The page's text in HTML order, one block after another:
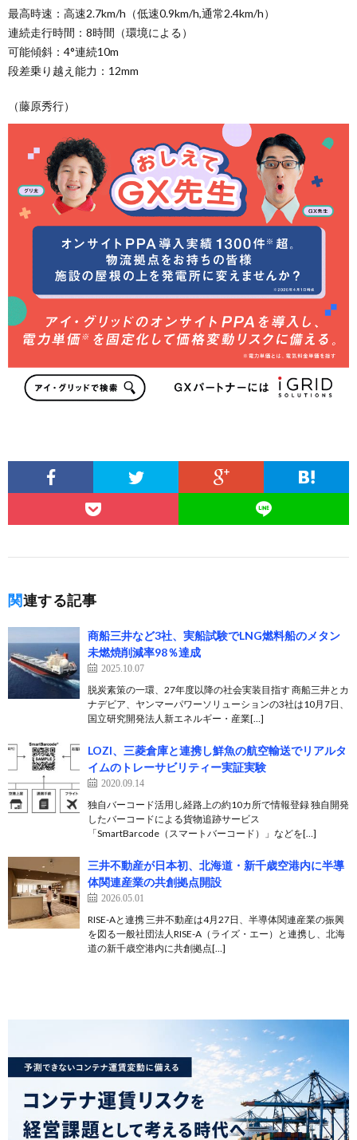
最高時速：高速2.7km/h（低速0.9km/h,通常2.4km/h）
連続走行時間：8時間（環境による）
可能傾斜：4°連続10m
段差乗り越え能力：12mm
（藤原秀行）
関連する記事
商船三井など3社、実船試験でLNG燃料船のメタン
未燃焼削減率98％達成
2025.10.07
脱炭素策の一環、27年度以降の社会実装目指す 商船三井とカ
ナデビア、ヤンマーパワーソリューションの3社は10月7日、
国立研究開発法人新エネルギー・産業[…]
LOZI、三菱倉庫と連携し鮮魚の航空輸送でリアルタ
イムのトレーサビリティー実証実験
2020.09.14
独自バーコード活用し経路上の約10カ所で情報登録 独自開発
したバーコードによる貨物追跡サービス
「SmartBarcode（スマートバーコード）」などを[…]
三井不動産が日本初、北海道・新千歳空港内に半導
体関連産業の共創拠点開設
2026.05.01
RISE-Aと連携 三井不動産は4月27日、半導体関連産業の振興
を図る一般社団法人RISE-A（ライズ・エー）と連携し、北海
道の新千歳空港内に共創拠点[…]